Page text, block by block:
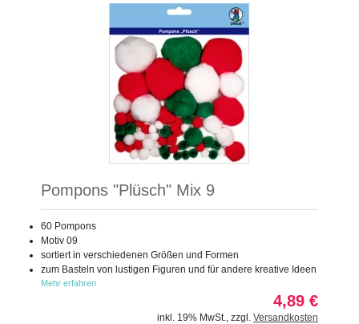
Pompons "Plüsch" Mix 9
60 Pompons
Motiv 09
sortiert in verschiedenen Größen und Formen
zum Basteln von lustigen Figuren und für andere kreative Ideen
Mehr erfahren
4,89 €
inkl. 19% MwSt. zzgl. Versandkosten